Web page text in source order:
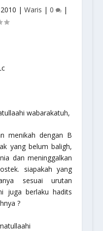
| Waris | 0 |
wabarakatuh,
menikah dengan B
yang belum baligh,
dan meninggalkan
siapakah yang
sesuai urutan
juga berlaku hadits
?